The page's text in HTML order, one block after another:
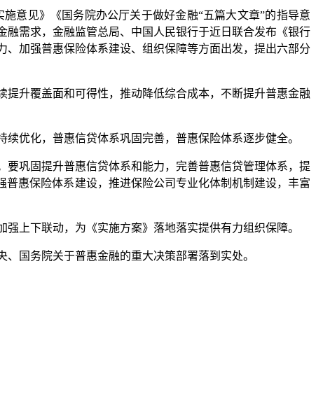
见》《国务院办公厅关于做好金融“五篇大文章”的指导意
需求，金融监管总局、中国人民银行于近日联合发布《银行
加强普惠保险体系建设、组织保障等方面出发，提出六部分
升覆盖面和可得性，推动降低综合成本，不断提升普惠金融
优化，普惠信贷体系巩固完善，普惠保险体系逐步健全。
巩固提升普惠信贷体系和能力，完善普惠信贷管理体系，提
惠保险体系建设，推进保险公司专业化体制机制建设，丰富
上下联动，为《实施方案》落地落实提供有力组织保障。
国务院关于普惠金融的重大决策部署落到实处。